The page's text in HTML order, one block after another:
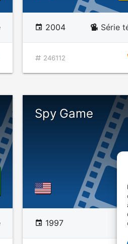
2004 Série
246112
Spy Game
1997